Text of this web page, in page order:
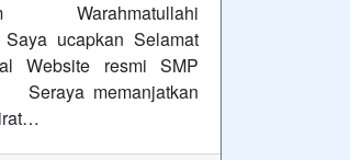
Warahmatullahi
ucapkan Selamat
Website resmi SMP
Seraya memanjatkan